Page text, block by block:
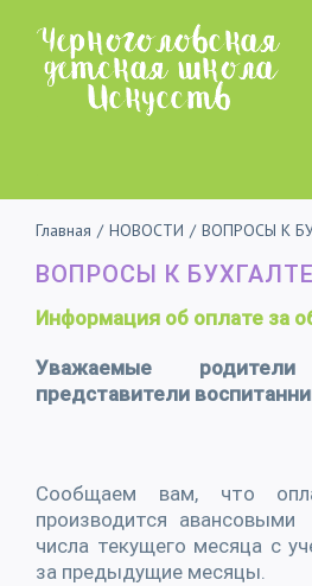
content
Главная / НОВОСТИ / ВОПРОСЫ К
ВОПРОСЫ К
Информация об оплате за
Уважаемые
представители
Сообщаем вам, что
производится
числа текущего месяца с
за предыдущие месяцы.